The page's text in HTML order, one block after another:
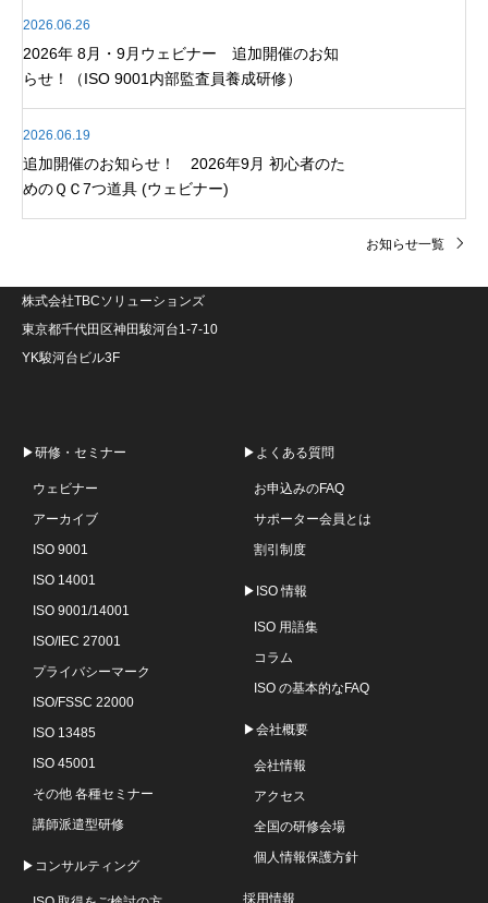
2026.06.26
2026年 8月・9月ウェビナー 追加開催のお知
らせ！（ISO 9001内部監査員養成研修）
2026.06.19
追加開催のお知らせ！ 2026年9月 初心者のた
めのＱＣ7つ道具 (ウェビナー)
お知らせ一覧
株式会社TBCソリューションズ
東京都千代田区神田駿河台1-7-10
YK駿河台ビル3F
▶研修・セミナー
ウェビナー
アーカイブ
ISO 9001
ISO 14001
ISO 9001/14001
ISO/IEC 27001
プライバシーマーク
ISO/FSSC 22000
ISO 13485
ISO 45001
その他 各種セミナー
講師派遣型研修
▶コンサルティング
▶よくある質問
お申込みのFAQ
サポーター会員とは
割引制度
▶ISO 情報
ISO 用語集
コラム
ISO の基本的なFAQ
▶会社概要
会社情報
アクセス
全国の研修会場
個人情報保護方針
採用情報